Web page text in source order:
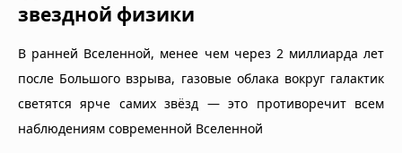
звездной физики
В ранней Вселенной, менее чем через 2 миллиарда лет
после Большого взрыва, газовые облака вокруг галактик
светятся ярче самих звёзд — это противоречит всем
наблюдениям современной Вселенной